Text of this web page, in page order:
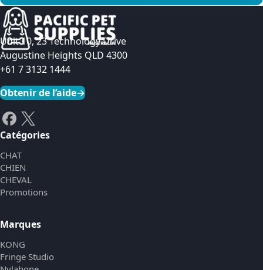
Voir le produit
Unit 10, 23 Technology Drive
Augustine Heights QLD 4300
+61 7 3132 1444
Obtenir de l’aide→
Catégories
CHAT
CHIEN
CHEVAL
Promotions
Marques
KONG
Fringe Studio